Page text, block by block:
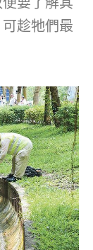
趁牠們最